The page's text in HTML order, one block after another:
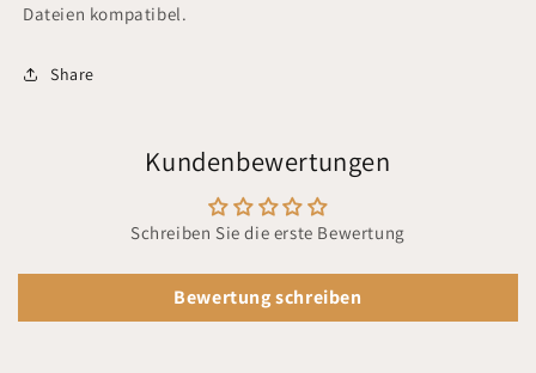
Dateien kompatibel.
Share
Kundenbewertungen
Schreiben Sie die erste Bewertung
Bewertung schreiben